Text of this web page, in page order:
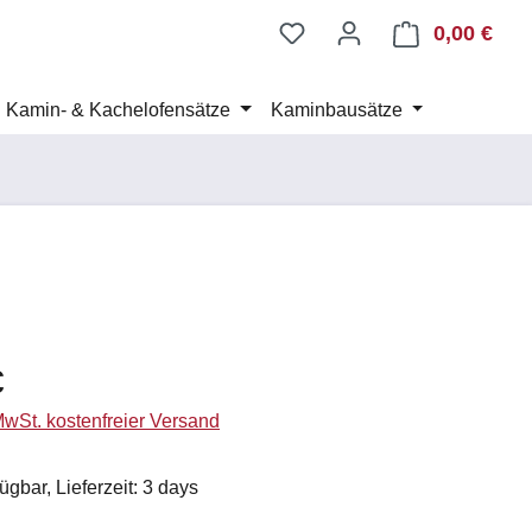
0,00 €
Kamin- & Kachelofensätze Kaminbausätze
kostenfreier Versand
Lieferzeit: 3 days